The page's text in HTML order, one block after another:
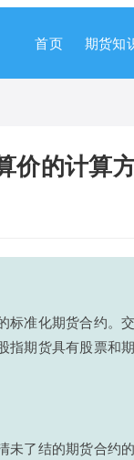
首页 期货知
价的计算
标准化期货合约。
指期货具有股票和
了结的期货合约